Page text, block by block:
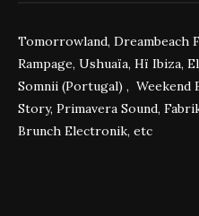
Tomorrowland, Dreambeach
Rampage, Ushuaïa, Hï Ibiza,
Somnii (Portugal) , Weekend
Story, Primavera Sound,
Brunch Electronik, etc